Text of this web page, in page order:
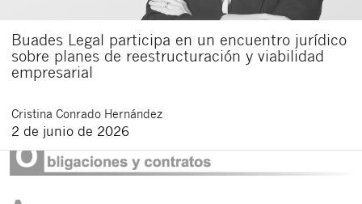
Buades Legal participa en un encuentro jurídico
sobre planes de reestructuración y viabilidad
empresarial
Cristina Conrado Hernández
2 de junio de 2026